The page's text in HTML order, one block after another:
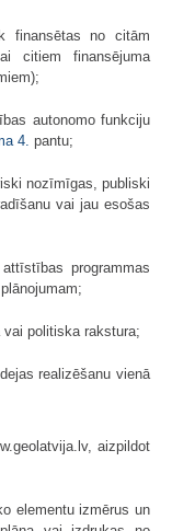
finansētas no citām
citiem finansējuma
autonomo funkciju
4. pantu;
nozīmīgas, publiski
vai jau esošas
programmas
politiska rakstura;
realizēšanu vienā
aizpildot
elementu izmērus un